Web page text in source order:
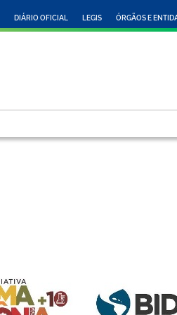
DIÁRIO OFICIAL LEGIS ÓRGÃOS E